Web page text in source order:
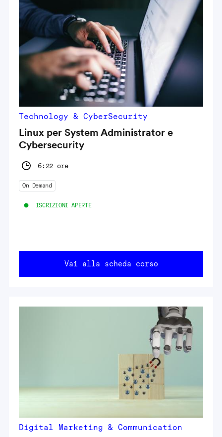
Technology & CyberSecurity
Linux per System Administrator e
Cybersecurity
6:22 ore
On Demand
ISCRIZIONI APERTE
Vai alla scheda corso
Digital Marketing & Communication